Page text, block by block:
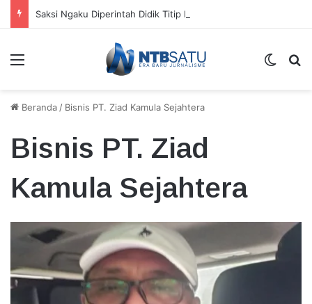
Menu
Beranda / Bisnis PT. Ziad Kamula Sejahtera
Bisnis PT. Ziad
Kamula Sejahtera